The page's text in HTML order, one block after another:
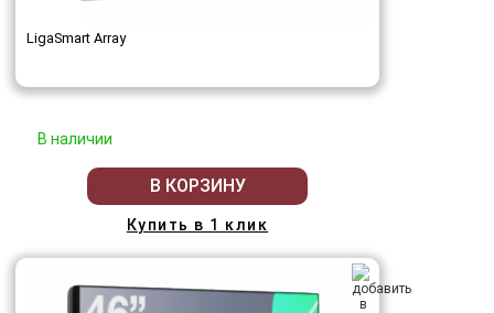
LigaSmart Array
В наличии
В КОРЗИНУ
Купить в 1 клик